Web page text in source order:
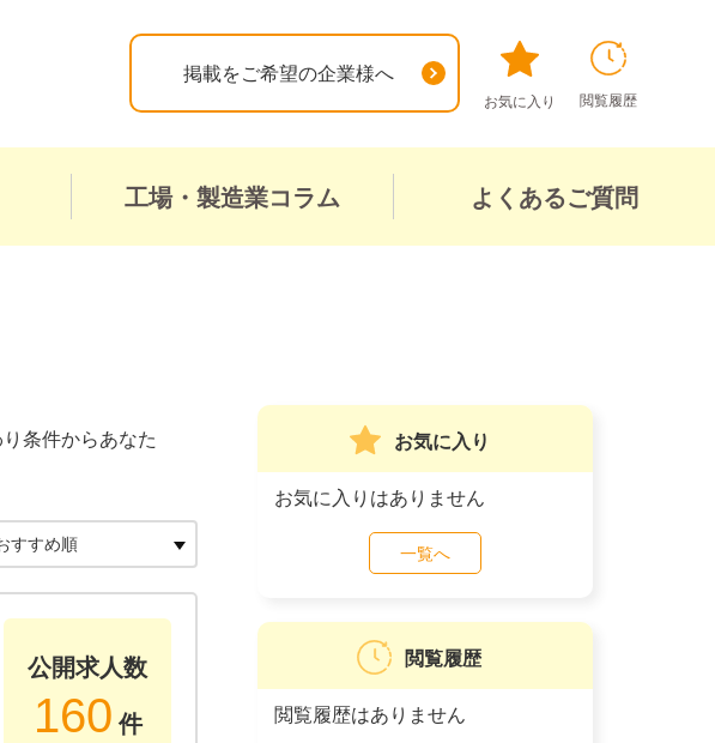
掲載をご希望の企業様へ
お気に入り 閲覧履歴
工場・製造業コラム よくあるご質問
条件からあなた
公開求人数
160 件
お気に入り
お気に入りはありません
一覧へ
閲覧履歴
閲覧履歴はありません